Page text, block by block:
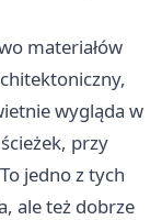
materiałów
wygląda w
przy
jedno z tych
ale też dobrze